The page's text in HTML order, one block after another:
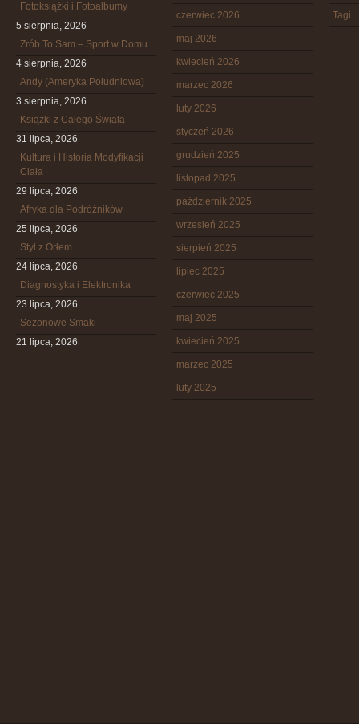
Fotoksiążki i Fotoalbumy
5 sierpnia, 2026
Zrób To Sam – Sport w Domu
4 sierpnia, 2026
Andy (Ameryka Południowa)
3 sierpnia, 2026
Książki z Całego Świata
31 lipca, 2026
Kultura i Historia Modyfikacji
Ciała
29 lipca, 2026
Afryka dla Podróżników
25 lipca, 2026
Styl z Orłem
24 lipca, 2026
Diagnostyka i Elektronika
23 lipca, 2026
Sezonowe Smaki
21 lipca, 2026
czerwiec 2026
maj 2026
kwiecień 2026
marzec 2026
luty 2026
styczeń 2026
grudzień 2025
listopad 2025
październik 2025
wrzesień 2025
sierpień 2025
lipiec 2025
czerwiec 2025
maj 2025
kwiecień 2025
marzec 2025
luty 2025
Tagi